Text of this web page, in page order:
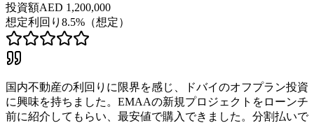
投資額AED 1,200,000
想定利回り 8.5%（想定）
国内不動産の利回りに限界を感じ、ドバイのオフプラン投資
に興味を持ちました。EMAAの新規プロジェクトをローンチ
前に紹介してもらい、最安値で購入できました。分割払いで